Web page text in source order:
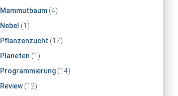
Mammutbaum(4)
Nebel (1)
Pflanzenzucht (17)
Planeten (1)
Programmierung(14)
Review(12)